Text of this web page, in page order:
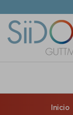
contenido
principal
Inicio